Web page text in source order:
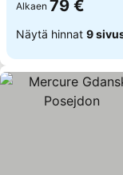
Alkaen 79 €
Näytä hinnat 9